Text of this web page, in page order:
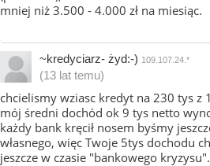
mniej niż 3.500 - 4.000 zł na miesiąc.
~kredyciarz- żyd:-) 109.107.24.*
(13 lat temu)
chcielismy wziasc kredyt na 230 tys z
mój średni dochód ok 9 tys netto
każdy bank kręcił nosem byśmy
własnego, więc Twoje 5tys dochodu
jeszcze w czasie "bankowego kryzysu".